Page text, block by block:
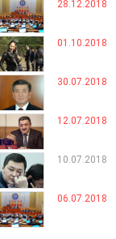
28.12.2018
01.10.2018
30.07.2018
12.07.2018
10.07.2018
06.07.2018